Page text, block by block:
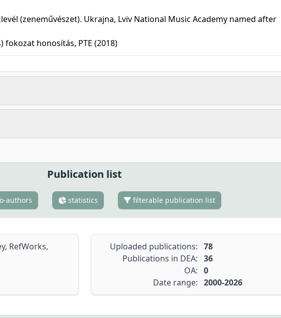
(zeneművészet). Ukrajna, Lviv National Music Academy named after
fokozat honosítás, PTE (2018)
Publication list
authors statistics filterable publication list
RefWorks,
Uploaded publications: 78
Publications in DEA: 36
OA: 0
Date range: 2000-2026